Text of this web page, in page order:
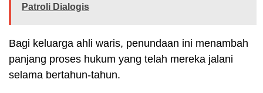
Patroli Dialogis
Bagi keluarga ahli waris, penundaan ini menambah
panjang proses hukum yang telah mereka jalani
selama bertahun-tahun.